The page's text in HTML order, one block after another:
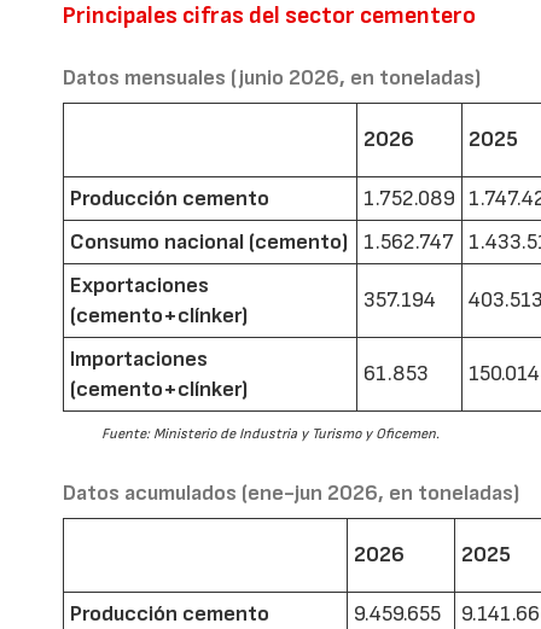
Principales cifras del sector cementero
Datos mensuales (junio 2026, en toneladas)
2026 2025
Producción cemento 1.752.089
Consumo nacional (cemento)
1.562.747
Exportaciones
(cemento+clínker)
357.194
Importaciones
(cemento+clínker)
61.853 150.014
Fuente: Ministerio de Industria y Turismo y Oficemen.
Datos acumulados (ene-jun 2026, en toneladas)
2026 2025
Producción cemento 9.459.655